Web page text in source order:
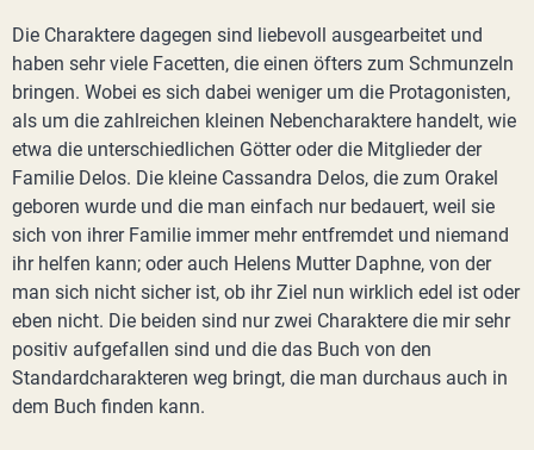
Die Charaktere dagegen sind liebevoll ausgearbeitet und
haben sehr viele Facetten, die einen öfters zum Schmunzeln
bringen. Wobei es sich dabei weniger um die Protagonisten,
als um die zahlreichen kleinen Nebencharaktere handelt, wie
etwa die unterschiedlichen Götter oder die Mitglieder der
Familie Delos. Die kleine Cassandra Delos, die zum Orakel
geboren wurde und die man einfach nur bedauert, weil sie
sich von ihrer Familie immer mehr entfremdet und niemand
ihr helfen kann; oder auch Helens Mutter Daphne, von der
man sich nicht sicher ist, ob ihr Ziel nun wirklich edel ist oder
eben nicht. Die beiden sind nur zwei Charaktere die mir sehr
positiv aufgefallen sind und die das Buch von den
Standardcharakteren weg bringt, die man durchaus auch in
dem Buch finden kann.